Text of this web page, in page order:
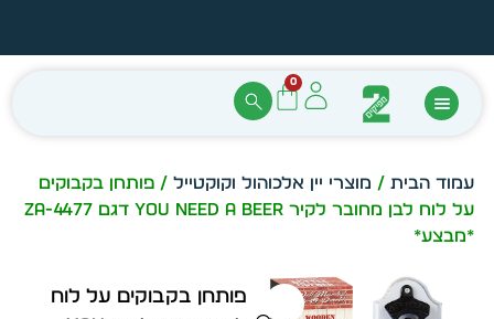
0
עמוד הבית / מוצרי יין אלכוהול וקוקטייל / פותחן בקבוקים
על לוח לבן מחובר לקיר YOU NEED A BEER דגם ZA-4477
*מבצע*
פותחן בקבוקים על לוח